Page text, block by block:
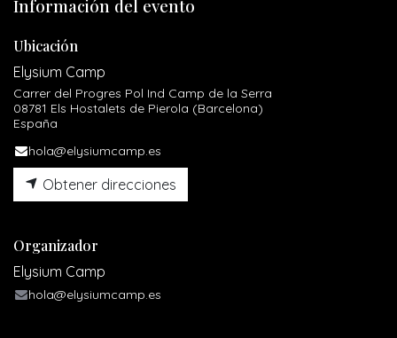
Información del evento
Ubicación
Elysium Camp
Carrer del Progres Pol Ind Camp de la Serra
08781 Els Hostalets de Pierola (Barcelona)
España
hola@elysiumcamp.es
Obtener direcciones
Organizador
Elysium Camp
hola@elysiumcamp.es